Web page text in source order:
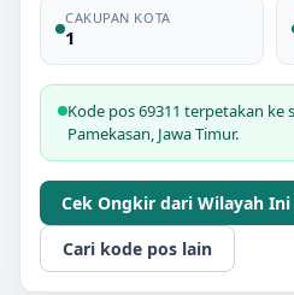
CAKUPAN KOTA
1
Kode pos 69311 terpetakan ke
Pamekasan, Jawa Timur.
Cek Ongkir dari Wilayah Ini
Cari kode pos lain